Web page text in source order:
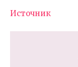
Источник